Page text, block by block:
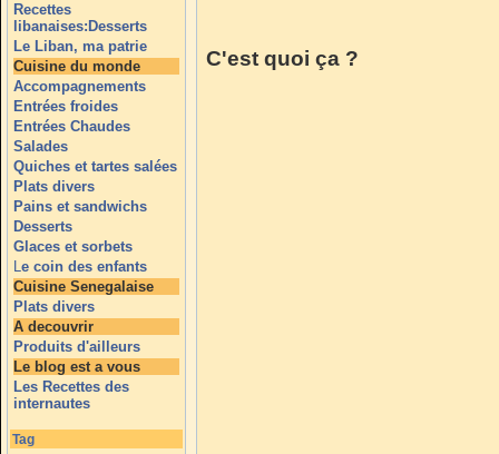
Recettes
libanaises:Desserts
Le Liban, ma patrie
Cuisine du monde
Accompagnements
Entrées froides
Entrées Chaudes
Salades
Quiches et tartes salées
Plats divers
Pains et sandwichs
Desserts
Glaces et sorbets
Le coin des enfants
Cuisine Senegalaise
Plats divers
A decouvrir
Produits d'ailleurs
Le blog est a vous
Les Recettes des
internautes
Tag
C'est quoi ça ?